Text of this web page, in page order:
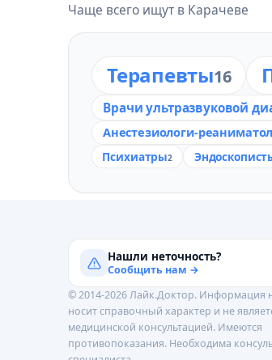
Чаще всего ищут в Карачеве
Терапевты16
Врачи ультразвуковой
Анестезиологи-
Психиатры2
Нашли неточность?
Сообщить нам →
© 2014-2026 Лайк.Доктор. Информация
носит справочный характер и не
медицинской консультацией. Имеются
противопоказания. Необходима